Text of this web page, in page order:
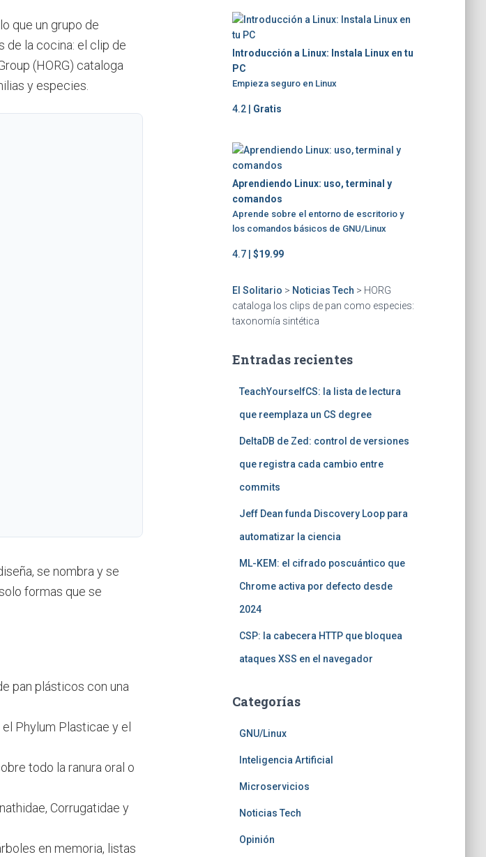
que un grupo de
de la cocina: el clip de
(HORG) cataloga
y especies.
se nombra y se
formas que se
pan plásticos con una
Phylum Plasticae y el
todo la ranura oral o
Corrugatidae y
en memoria, listas
Introducción a Linux: Instala Linux en tu
PC
Empieza seguro en Linux
4.2 | Gratis
Aprendiendo Linux: uso, terminal y
comandos
Aprende sobre el entorno de escritorio y
los comandos básicos de GNU/Linux
4.7 | $19.99
El Solitario > Noticias Tech > HORG
cataloga los clips de pan como especies:
taxonomía sintética
Entradas recientes
TeachYourselfCS: la lista de lectura
que reemplaza un CS degree
DeltaDB de Zed: control de versiones
que registra cada cambio entre
commits
Jeff Dean funda Discovery Loop para
automatizar la ciencia
ML-KEM: el cifrado poscuántico que
Chrome activa por defecto desde
2024
CSP: la cabecera HTTP que bloquea
ataques XSS en el navegador
Categorías
GNU/Linux
Inteligencia Artificial
Microservicios
Noticias Tech
Opinión